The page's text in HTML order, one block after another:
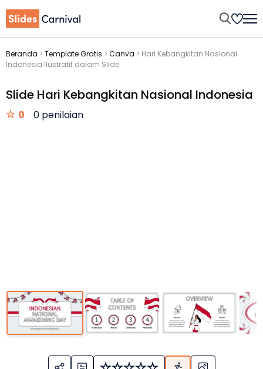
Beranda > Template Gratis > Canva > Hari Kebangkitan Nasional
Indonesia Ilustratif dalam Slide
Slide Hari Kebangkitan Nasional Indonesia
0 0 penilaian